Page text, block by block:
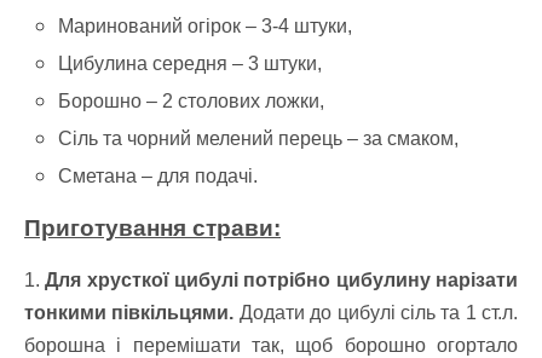
Маринований огірок – 3-4 штуки,
Цибулина середня – 3 штуки,
Борошно – 2 столових ложки,
Сіль та чорний мелений перець – за смаком,
Сметана – для подачі.
Приготування страви:
1.Для хрусткої цибулі потрібно цибулину нарізати
тонкими півкільцями. Додати до цибулі сіль та 1 ст.л.
борошна і перемішати так, щоб борошно огортало